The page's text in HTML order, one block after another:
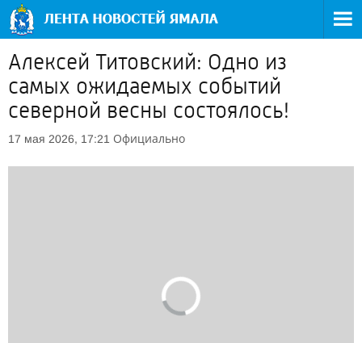
Алексей Титовский: Одно из
самых ожидаемых событий
северной весны состоялось!
17 мая 2026, 17:21 Официально